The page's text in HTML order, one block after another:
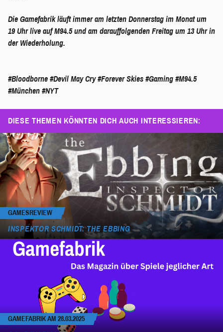
Die Gamefabrik läuft immer am letzten Donnerstag im Monat um
19 Uhr live auf M94.5 und am darauffolgenden Freitag um 13 Uhr in
der Wiederholung.
#Bloodborne #Devil May Cry #Forever Skies #Gaming #M94.5
#München #NYT
DIESE THEMEN KÖNNTEN DICH AUCH INTERESSIEREN:
GAMESREVIEW
INSPEKTOR SCHMIDT: THE EBBING
GAMEFABRIK AM 28.03.2025